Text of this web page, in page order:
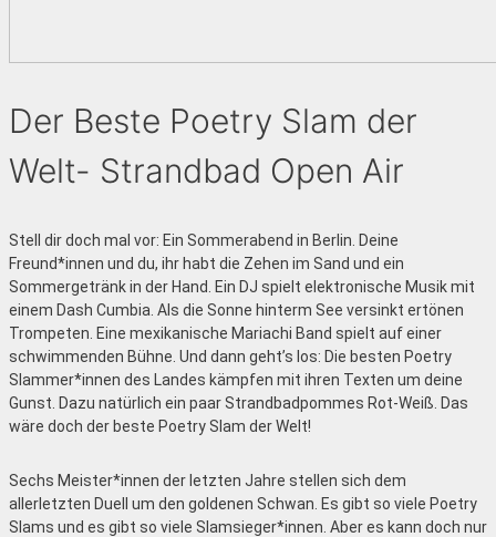
Der Beste Poetry Slam der
Welt- Strandbad Open Air
Stell dir doch mal vor: Ein Sommerabend in Berlin. Deine
Freund*innen und du, ihr habt die Zehen im Sand und ein
Sommergetränk in der Hand. Ein DJ spielt elektronische Musik mit
einem Dash Cumbia. Als die Sonne hinterm See versinkt ertönen
Trompeten. Eine mexikanische Mariachi Band spielt auf einer
schwimmenden Bühne. Und dann geht’s los: Die besten Poetry
Slammer*innen des Landes kämpfen mit ihren Texten um deine
Gunst. Dazu natürlich ein paar Strandbadpommes Rot-Weiß. Das
wäre doch der beste Poetry Slam der Welt!
Sechs Meister*innen der letzten Jahre stellen sich dem
allerletzten Duell um den goldenen Schwan. Es gibt so viele Poetry
Slams und es gibt so viele Slamsieger*innen. Aber es kann doch nur